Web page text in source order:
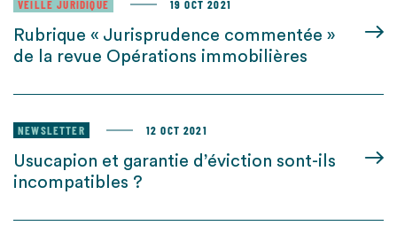
VEILLE JURIDIQUE 19 OCT 2021
Rubrique « Jurisprudence commentée »
de la revue Opérations immobilières
NEWSLETTER 12 OCT 2021
Usucapion et garantie d’éviction sont-ils
incompatibles ?